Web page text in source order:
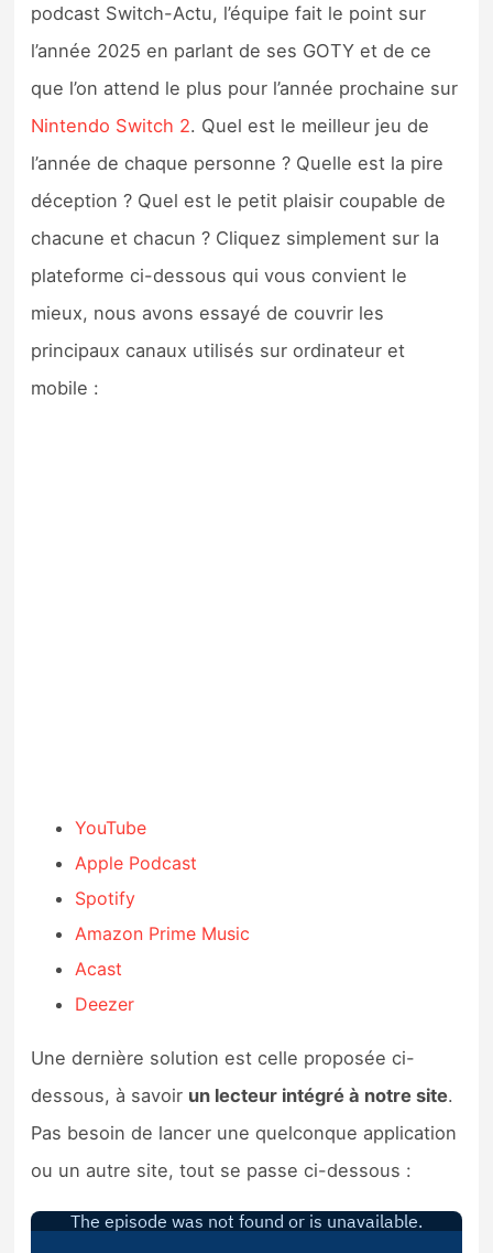
Bons plans
Guides
podcast Switch-Actu, l’équipe fait le point sur
l’année 2025 en parlant de ses GOTY et de ce
que l’on attend le plus pour l’année prochaine sur
Nintendo Switch 2. Quel est le meilleur jeu de
l’année de chaque personne ? Quelle est la pire
déception ? Quel est le petit plaisir coupable de
chacune et chacun ? Cliquez simplement sur la
plateforme ci-dessous qui vous convient le
mieux, nous avons essayé de couvrir les
principaux canaux utilisés sur ordinateur et
mobile :
YouTube
Apple Podcast
Spotify
Amazon Prime Music
Acast
Deezer
Une dernière solution est celle proposée ci-
dessous, à savoir un lecteur intégré à notre site.
Pas besoin de lancer une quelconque application
ou un autre site, tout se passe ci-dessous :